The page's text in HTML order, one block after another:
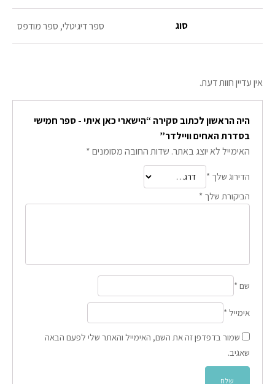
סוג ספר דיגיטלי, ספר מודפס
אין עדיין חוות דעת.
היה הראשון לכתוב סקירה “הישארי כאן איתי - ספר חמישי
בסדרת האחים וויילדר”
האימייל לא יוצג באתר. שדות החובה מסומנים*
הדירוג שלך *
הביקורת שלך *
שם *
אימייל *
שמור בדפדפן זה את השם, האימייל והאתר שלי לפעם הבאה
שאגיב.